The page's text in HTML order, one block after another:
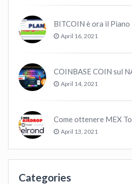
BITCOIN è ora il Piano
April 16, 2021
April 14, 2021
April 13, 2021
Categories